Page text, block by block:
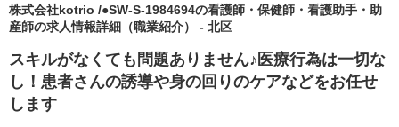
株式会社kotrio /●SW-S-1984694の看護師・保健師・看護助手・助
産師の求人情報詳細（職業紹介） - 北区
スキルがなくても問題ありません♪医療行為は一切な
し！患者さんの誘導や身の回りのケアなどをお任せ
します